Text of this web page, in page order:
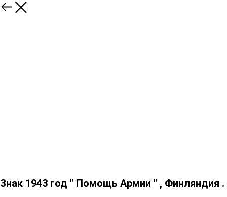
Знак 1943 год " Помощь Армии " , Финляндия .